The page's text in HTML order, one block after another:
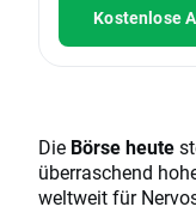
Kostenlose
Die Börse heute
überraschend
weltweit für